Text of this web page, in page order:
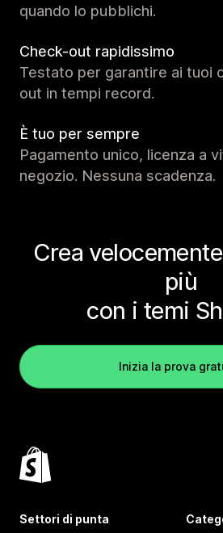
quando lo pubblichi.
Check-out rapidissimo
Testato per garantire ai tuoi
out in tempi record.
È tuo per sempre
Pagamento unico, licenza a
negozio. Nessuna scadenza.
Crea
più
con i temi
Inizia la prova
Settori di punta